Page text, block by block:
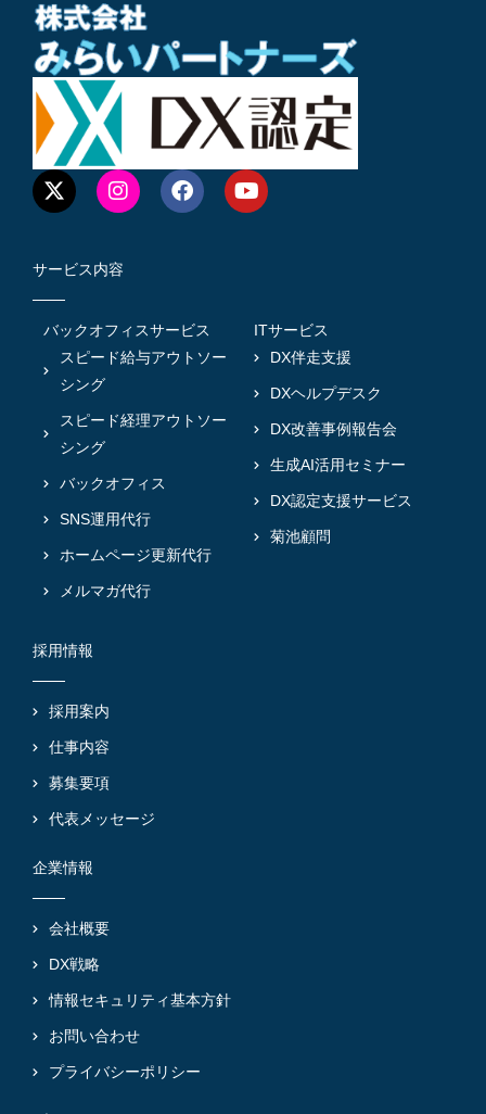
サービス内容
バックオフィスサービス
スピード給与アウトソー
シング
スピード経理アウトソー
シング
バックオフィス
SNS運用代行
ホームページ更新代行
メルマガ代行
ITサービス
DX伴走支援
DXヘルプデスク
DX改善事例報告会
生成AI活用セミナー
DX認定支援サービス
菊池顧問
採用情報
採用案内
仕事内容
募集要項
代表メッセージ
企業情報
会社概要
DX戦略
情報セキュリティ基本方針
お問い合わせ
プライバシーポリシー